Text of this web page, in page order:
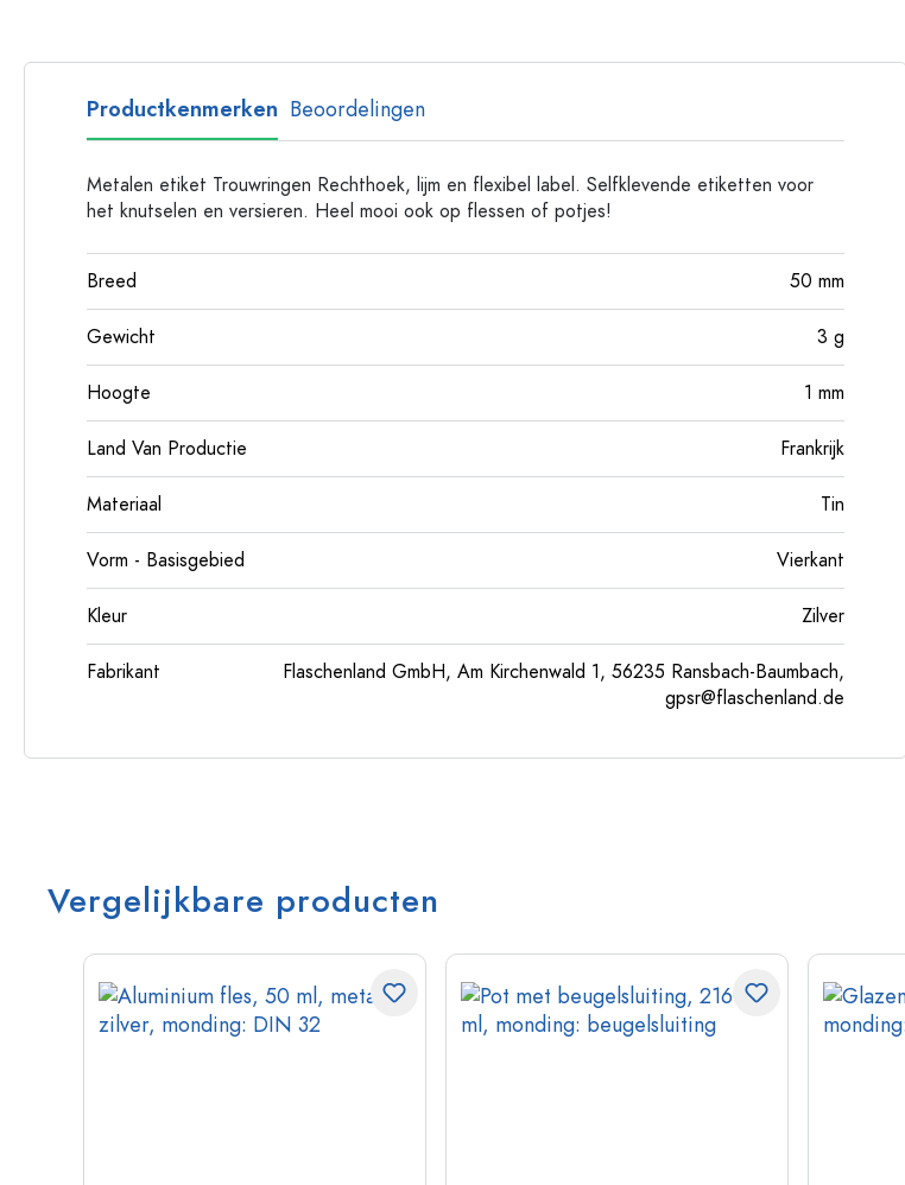
Productkenmerken Beoordelingen
Metalen etiket Trouwringen Rechthoek, lijm en flexibel label. Selfklevende etiketten voor
het knutselen en versieren. Heel mooi ook op flessen of potjes!
Breed 50 mm
Gewicht 3 g
Hoogte 1 mm
Land Van Productie Frankrijk
Materiaal Tin
Vorm - Basisgebied Vierkant
Kleur Zilver
Fabrikant
Flaschenland GmbH, Am Kirchenwald 1, 56235 Ransbach-Baumbach,
gpsr@flaschenland.de
Vergelijkbare producten